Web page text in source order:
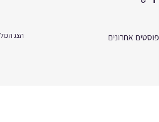
פוסטים אחרונים הצג הכול